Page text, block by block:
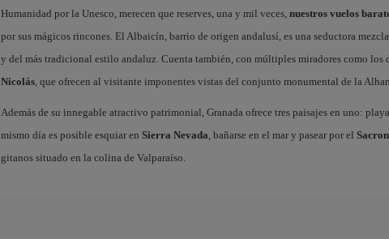
Humanidad por la Unesco, merecen que reserves, una y mil veces, nuestros vuelos
por sus mágicos rincones. El Albaicín, barrio de origen andalusí, es una seductora
y del más tradicional estilo andaluz. Cuenta también, con múltiples miradores como los
Nicolás, que ofrecen al visitante imponentes vistas del conjunto monumental de la
Además de su innegable atractivo patrimonial, Granada ofrece tres paisajes en uno:
mismo día es posible esquiar en Sierra Nevada, bañarse en el mar y pasear por el
gitanos situado en la colina de Valparaíso.